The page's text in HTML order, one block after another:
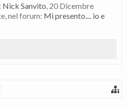
Nick Sanvito, 20 Dicembre
nel forum: Mi presento.... io e